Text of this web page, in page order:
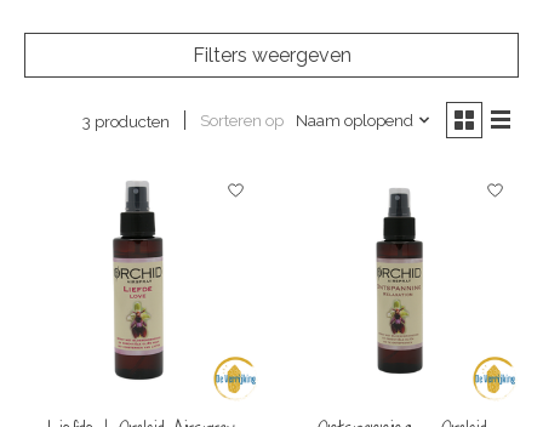
Filters weergeven
3 producten Sorteren op Naam oplopend